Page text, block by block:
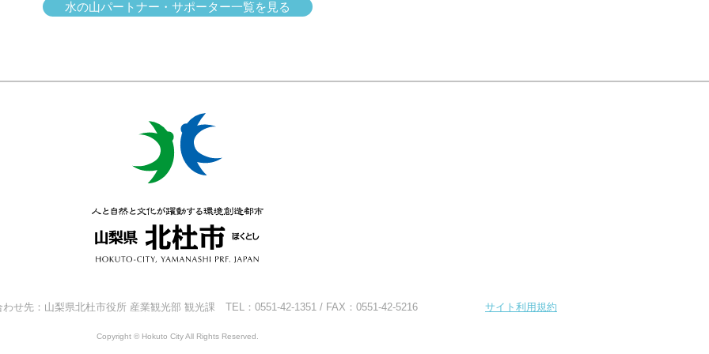
水の山パートナー・サポーター一覧を見る
せ先：山梨県北杜市役所 産業観光部 観光課 TEL：0551-42-1351 / FAX：0551-42-5216 サイト利用規約
Copyright © Hokuto City All Rights Reserved.